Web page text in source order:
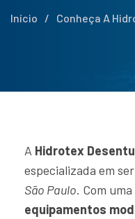
Início / Conheça A
A Hidrotex
especializada em
São Paulo. Com
equipamentos